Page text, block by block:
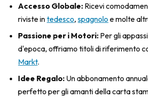
Accesso Globale: Ricevi
riviste intedesco,spagnolo e molte
Passione per i Motori: Per gli
d'epoca, offriamo titoli di riferimento
Markt.
Idee Regalo: Un abbonamento
perfetto per gli amanti della carta